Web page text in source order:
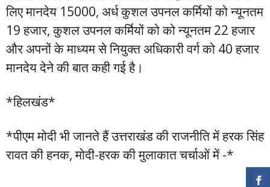
लिए मानदेय 15000, अर्ध कुशल उपनल कर्मियों को न्यूनतम
19 हजार, कुशल उपनल कर्मियों को को न्यूनतम 22 हजार
और अपनों के माध्यम से नियुक्त अधिकारी वर्ग को 40 हजार
मानदेय देने की बात कही गई है।
*हिलखंड*
*पीएम मोदी भी जानते हैं उत्तराखंड की राजनीति में हरक सिंह
रावत की हनक, मोदी-हरक की मुलाकात चर्चाओं में -*